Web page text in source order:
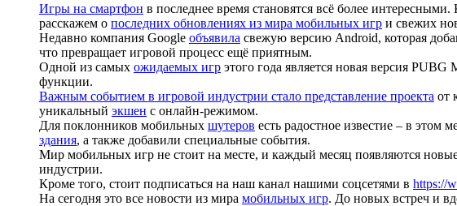
Игры на смартфон в последнее время становятся всё более
расскажем о последних обновлениях из мира мобильных игр и свежих
Недавно компания Google объявила свежую версию Android, которая
что превращает игровой процесс ещё приятным.
Одной из самых ожидаемых игр этого года является новая версия PUBG
функции.
Важным событием в игровой индустрии стало представление проекта от
уникальный экшен с онлайн-режимом.
Для поклонников мобильных шутеров есть радостное известие – в этом
здания, а также добавили специальные события.
Мир мобильных игр не стоит на месте, и каждый месяц появляются
индустрии.
Кроме того, стоит подписаться на наш канал нашими соцсетями в https://
На сегодня это все новости из мира мобильных игр. До новых встреч и